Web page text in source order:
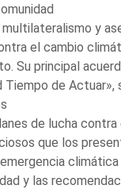
y
el cambio
Su principal
Tiempo de Actuar»,
de lucha contra
que los
y las